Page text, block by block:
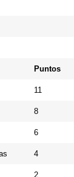
Puntos
11
8
6
4
2